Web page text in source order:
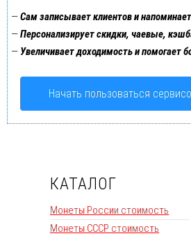
—Сам записывает клиентов и
—Персонализирует скидки, чаевые,
— Увеличивает доходимость и помогает
Начать пользоваться
КАТАЛОГ
Монеты России стоимость
Монеты СССР стоимость